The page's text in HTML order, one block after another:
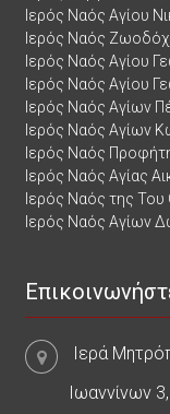
Ιερός Ναός Αγίου
Ιερός Ναός
Ιερός Ναός Αγίου
Ιερός Ναός Αγίου
Ιερός Ναός Αγίων
Ιερός Ναός Αγίων
Ιερός Ναός
Ιερός Ναός Αγίας
Ιερός Ναός της
Ιερός Ναός Αγίων
Ιερά
Ιωαννίνων